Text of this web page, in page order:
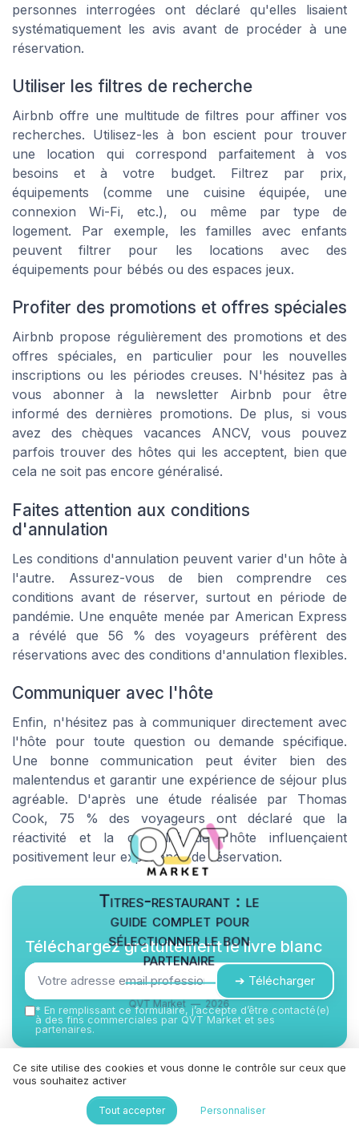
personnes interrogées ont déclaré qu'elles lisaient
systématiquement les avis avant de procéder à une
réservation.
Utiliser les filtres de recherche
Airbnb offre une multitude de filtres pour affiner vos
recherches. Utilisez-les à bon escient pour trouver
une location qui correspond parfaitement à vos
besoins et à votre budget. Filtrez par prix,
équipements (comme une cuisine équipée, une
connexion Wi-Fi, etc.), ou même par type de
logement. Par exemple, les familles avec enfants
peuvent filtrer pour les locations avec des
équipements pour bébés ou des espaces jeux.
Profiter des promotions et offres spéciales
Airbnb propose régulièrement des promotions et des
offres spéciales, en particulier pour les nouvelles
inscriptions ou les périodes creuses. N'hésitez pas à
vous abonner à la newsletter Airbnb pour être
informé des dernières promotions. De plus, si vous
avez des chèques vacances ANCV, vous pouvez
parfois trouver des hôtes qui les acceptent, bien que
cela ne soit pas encore généralisé.
Faites attention aux conditions
d'annulation
Les conditions d'annulation peuvent varier d'un hôte à
l'autre. Assurez-vous de bien comprendre ces
conditions avant de réserver, surtout en période de
pandémie. Une enquête menée par American Express
a révélé que 56 % des voyageurs préfèrent des
réservations avec des conditions d'annulation flexibles.
Communiquer avec l'hôte
Enfin, n'hésitez pas à communiquer directement avec
l'hôte pour toute question ou demande spécifique.
Une bonne communication peut éviter bien des
malentendus et garantir une expérience de séjour plus
agréable. D'après une étude réalisée par Thomas
Cook, 75 % des voyageurs ont déclaré que la
réactivité et la cordialité de l'hôte influençaient
positivement leur expérience de réservation.
Titres-restaurant : le
guide complet pour
sélectionner le bon
partenaire
QVT Market — 2026
Téléchargez gratuitement le livre blanc
➔ Télécharger
* En remplissant ce formulaire, j’accepte d’être contacté(e)
à des fins commerciales par QVT Market et ses
partenaires.
ChatGPT
Ce site utilise des cookies et vous donne le contrôle sur ceux que
vous souhaitez activer
Tout accepter Personnaliser